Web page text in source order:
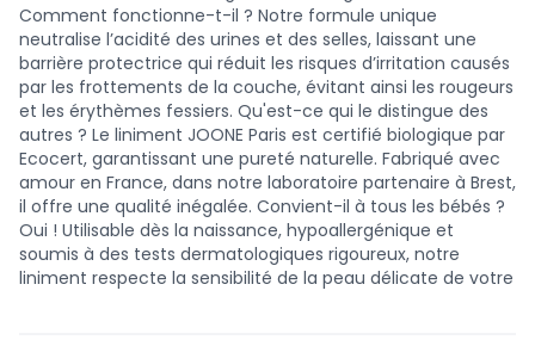
Comment fonctionne-t-il ? Notre formule unique
neutralise l’acidité des urines et des selles, laissant une
barrière protectrice qui réduit les risques d’irritation causés
par les frottements de la couche, évitant ainsi les rougeurs
et les érythèmes fessiers. Qu'est-ce qui le distingue des
autres ? Le liniment JOONE Paris est certifié biologique par
Ecocert, garantissant une pureté naturelle. Fabriqué avec
amour en France, dans notre laboratoire partenaire à Brest,
il offre une qualité inégalée. Convient-il à tous les bébés ?
Oui ! Utilisable dès la naissance, hypoallergénique et
soumis à des tests dermatologiques rigoureux, notre
liniment respecte la sensibilité de la peau délicate de votre